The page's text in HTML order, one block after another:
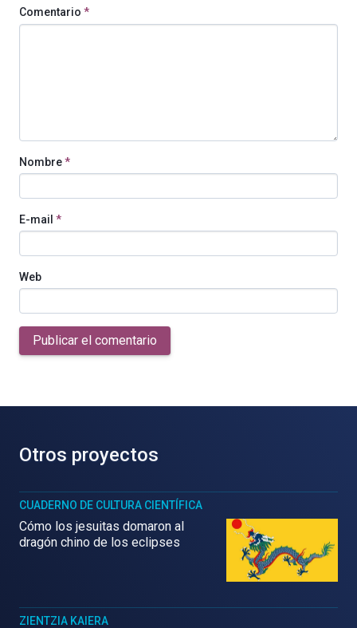
Comentario *
Nombre*
E-mail *
Web
Publicar el comentario
Otros proyectos
CUADERNO DE CULTURA CIENTÍFICA
Cómo los jesuitas domaron al
dragón chino de los eclipses
ZIENTZIA KAIERA